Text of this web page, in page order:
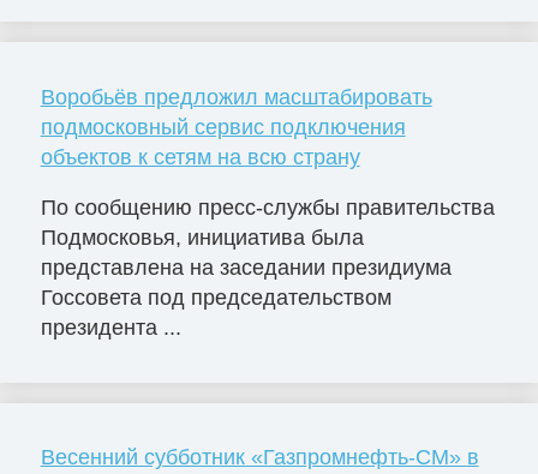
Воробьёв предложил масштабировать
подмосковный сервис подключения
объектов к сетям на всю страну
По сообщению пресс-службы правительства
Подмосковья, инициатива была
представлена на заседании президиума
Госсовета под председательством
президента ...
Весенний субботник «Газпромнефть-СМ» в